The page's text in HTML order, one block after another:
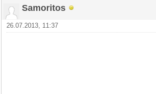
Samoritos
26.07.2013, 11:37